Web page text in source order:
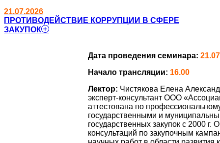
21.07.2026
ПРОТИВОДЕЙСТВИЕ КОРРУПЦИИ В СФЕРЕ
ЗАКУПОК
Дата проведения семинара:
Начало трансляции: 16.00
Лектор: Чистякова Елена
эксперт-консультант ООО
аттестована по
государственными и
государственных закупок с 2000
консультаций по закупочным